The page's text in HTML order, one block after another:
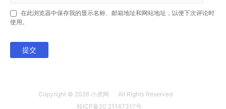
在此浏览器中保存我的显示名称、邮箱地址和网站地址，以便下次评论时
使用。
提交
Copyright © 2026 小虎网
All Rights Reserved
桂ICP备20 21147317号